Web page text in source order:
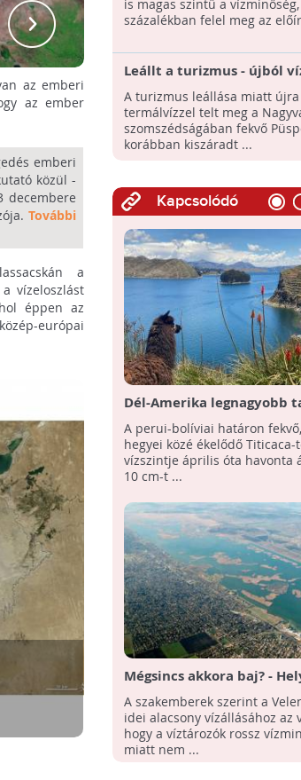
A Csád-tó
az emberi
az ember
emberi
közül -
decembere
További
a
vízeloszlást
éppen az
európai
is magas szintű a
százalékban felel meg az
Leállt a turizmus - újból
meg a kiszáradt
A turizmus leállása miatt újra
termálvízzel telt meg a
szomszédságában fekvő
korábban kiszáradt ...
Kapcsolódó
Dél-Amerika legnagyobb
rekord alacsony
A perui-bolíviai határon
hegyei közé ékelődő Titicaca-
vízszintje április óta havonta
10 cm-t ...
Mégsincs akkora baj? -
Velencei-tó vízmérlege a
szakemberek szerint
A szakemberek szerint a
idei alacsony vízállásához az
hogy a víztározók rossz
miatt nem ...